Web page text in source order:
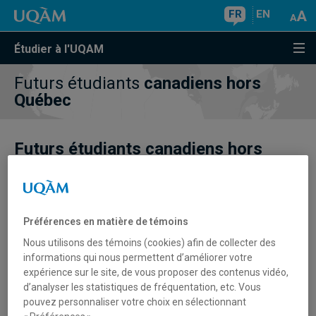
FR EN
Étudier à l'UQAM
Futurs étudiants canadiens hors
Québec
Futurs étudiants canadiens hors
l'Amérique du Nord, l'Université du Québec à Montréal
(UQAM) se définit par son caractère urbain et son
ouverture sur le monde. Université publique de langue
française, son campus est situé dans l'un des quartiers
les plus stimulants de Montréal, rappelant le charme
Préférences en matière de témoins
Nous utilisons des témoins (cookies) afin de collecter des
informations qui nous permettent d’améliorer votre
expérience sur le site, de vous proposer des contenus vidéo,
d’analyser les statistiques de fréquentation, etc. Vous
pouvez personnaliser votre choix en sélectionnant